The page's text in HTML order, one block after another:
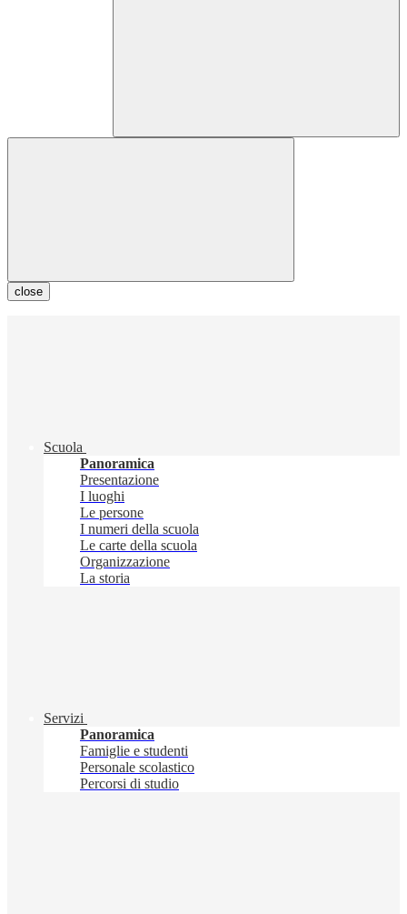
close
Scuola
Panoramica
Presentazione
I luoghi
Le persone
I numeri della scuola
Le carte della scuola
Organizzazione
La storia
Servizi
Panoramica
Famiglie e studenti
Personale scolastico
Percorsi di studio